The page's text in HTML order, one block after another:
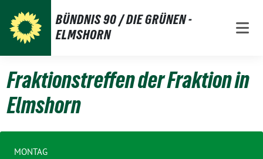
zum
Inhalt
BÜNDNIS 90 / DIE GRÜNEN -
ELMSHORN
Fraktionstreffen der Fraktion in
Elmshorn
MONTAG